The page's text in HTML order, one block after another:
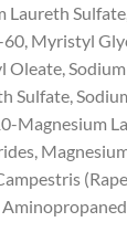
Laureth
Myristyl
Oleate,
Sulfate,
Magnesium